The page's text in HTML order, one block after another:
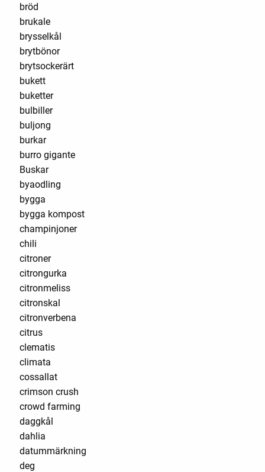
bröd
brukale
brysselkål
brytbönor
brytsockerärt
bukett
buketter
bulbiller
buljong
burkar
burro gigante
Buskar
byaodling
bygga
bygga kompost
champinjoner
chili
citroner
citrongurka
citronmeliss
citronskal
citronverbena
citrus
clematis
climata
cossallat
crimson crush
crowd farming
daggkål
dahlia
datummärkning
deg